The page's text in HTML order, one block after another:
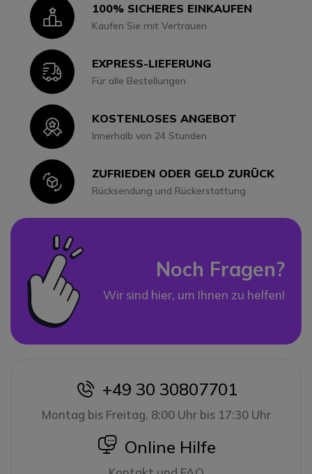
Icon100% SICHERES EINKAUFEN
Kaufen Sie mit Vertrauen
IconEXPRESS-LIEFERUNG
Für alle Bestellungen
IconKOSTENLOSES ANGEBOT
Innerhalb von 24 Stunden
IconZUFRIEDEN ODER GELD ZURÜCK
Rücksendung und Rückerstattung
Noch Fragen?
Wir sind hier, um Ihnen zu helfen!
icon
+49 30 30807701
Montag bis Freitag, 8:00 Uhr bis 17:30 Uhr
icon
Online Hilfe